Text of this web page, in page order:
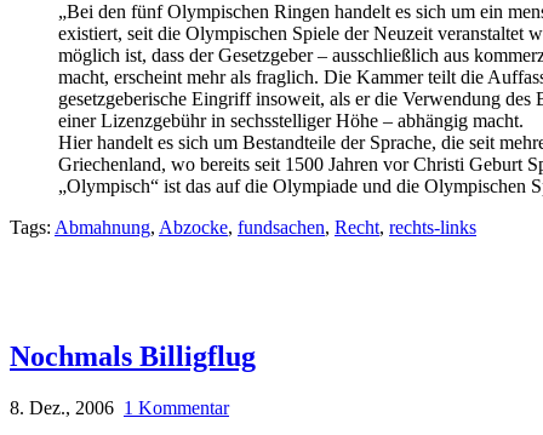
„Bei den fünf Olympischen Ringen handelt es sich um ein
existiert, seit die Olympischen Spiele der Neuzeit veranstaltet
möglich ist, dass der Gesetzgeber – ausschließlich aus
macht, erscheint mehr als fraglich. Die Kammer teilt die
gesetzgeberische Eingriff insoweit, als er die Verwendung
einer Lizenzgebühr in sechsstelliger Höhe – abhängig macht.
Hier handelt es sich um Bestandteile der Sprache, die seit
Griechenland, wo bereits seit 1500 Jahren vor Christi Geburt
„Olympisch“ ist das auf die Olympiade und die Olympischen
Tags: Abmahnung, Abzocke, fundsachen, Recht, rechts-links
Nochmals Billigflug
8. Dez., 2006 1 Kommentar